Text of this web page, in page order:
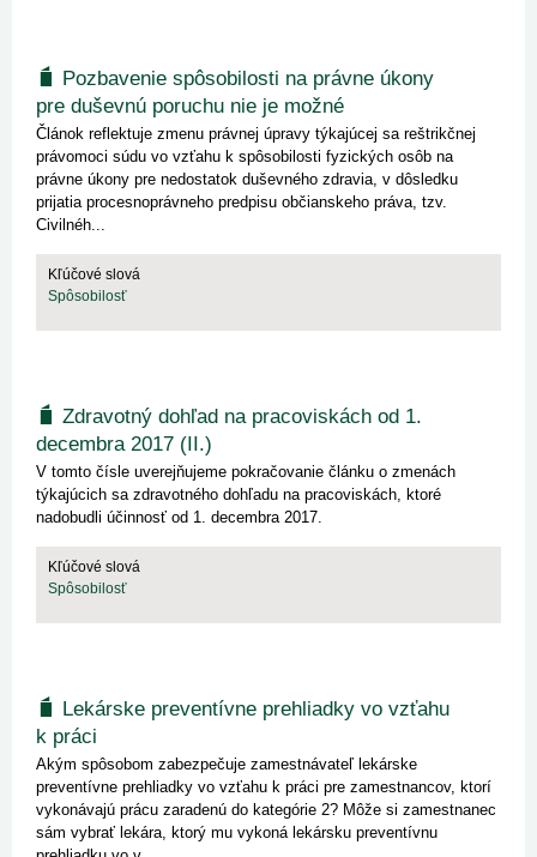
Pozbavenie spôsobilosti na právne úkony
pre duševnú poruchu nie je možné
Článok reflektuje zmenu právnej úpravy týkajúcej sa reštrikčnej
právomoci súdu vo vzťahu k spôsobilosti fyzických osôb na
právne úkony pre nedostatok duševného zdravia, v dôsledku
prijatia procesnoprávneho predpisu občianskeho práva, tzv.
Civilnéh...
Kľúčové slová
Spôsobilosť
Zdravotný dohľad na pracoviskách od 1.
decembra 2017 (II.)
V tomto čísle uverejňujeme pokračovanie článku o zmenách
týkajúcich sa zdravotného dohľadu na pracoviskách, ktoré
nadobudli účinnosť od 1. decembra 2017.
Kľúčové slová
Spôsobilosť
Lekárske preventívne prehliadky vo vzťahu
k práci
Akým spôsobom zabezpečuje zamestnávateľ lekárske
preventívne prehliadky vo vzťahu k práci pre zamestnancov, ktorí
vykonávajú prácu zaradenú do kategórie 2? Môže si zamestnanec
sám vybrať lekára, ktorý mu vykoná lekársku preventívnu